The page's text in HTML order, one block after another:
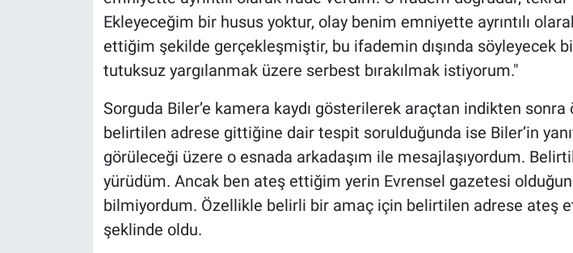
Ekleyeceğim bir husus yoktur, olay benim emniyette ayrıntılı
ettiğim şekilde gerçekleşmiştir, bu ifademin dışında söyleyecek
tutuksuz yargılanmak üzere serbest bırakılmak istiyorum."
Sorguda Biler’e kamera kaydı gösterilerek araçtan indikten sonra
belirtilen adrese gittiğine dair tespit sorulduğunda ise Biler’in
görüleceği üzere o esnada arkadaşım ile mesajlaşıyordum.
yürüdüm. Ancak ben ateş ettiğim yerin Evrensel gazetesi
bilmiyordum. Özellikle belirli bir amaç için belirtilen adrese ateş
şeklinde oldu.
Kültür Sanat
Ne demişti
Programlar